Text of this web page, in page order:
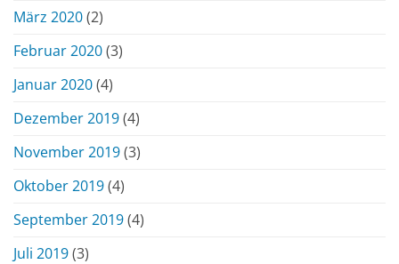
März 2020(2)
Februar 2020(3)
Januar 2020(4)
Dezember 2019(4)
November 2019(3)
Oktober 2019(4)
September 2019(4)
Juli 2019(3)